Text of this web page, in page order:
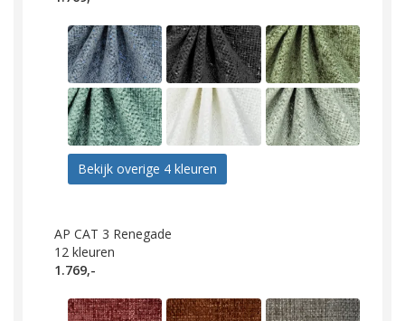
Bekijk overige 4 kleuren
AP CAT 3 Renegade
12 kleuren
1.769,-